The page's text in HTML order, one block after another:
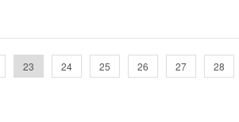
23 24 25 26 27 28